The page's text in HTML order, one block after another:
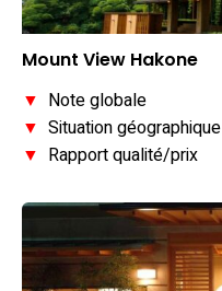
Mount View Hakone
▼ Note globale
▼ Situation géographique
▼ Rapport qualité/prix